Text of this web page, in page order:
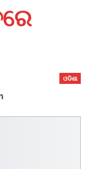
ଓଡିଶା